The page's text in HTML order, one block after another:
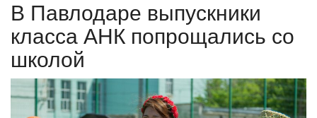
ПАВЛОДАРСКАЯ ОБЛАСТЬ
КАЗАХСТАН
МИР
В Павлодаре выпускники
класса АНК попрощались со
школой